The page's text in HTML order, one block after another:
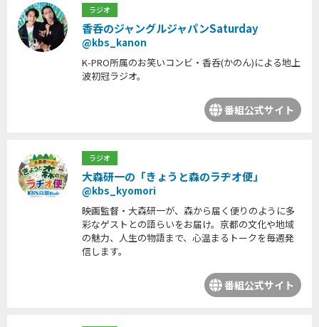
ラジオ
香呑のジャングルジャパンSaturday
@kbs_kanon
K-PRO所属のお笑いコンビ・香呑(かのん)による地上
波初冠ラジオ。
番組公式サイト
ラジオ
大森研一の「きょうと森のラヂオ便」
@kbs_kyomori
映画監督・大森研一が、森から届く便りのように多
彩なゲストとの語らいをお届け。京都の文化や地域
の魅力、人生の物語まで、心温まるトークを毎週発
信します。
番組公式サイト